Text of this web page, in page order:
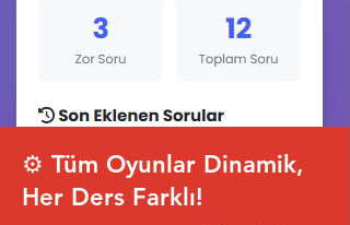
⚙️ Tüm Oyunlar Dinamik,
Her Ders Farklı!